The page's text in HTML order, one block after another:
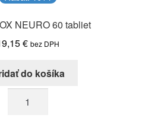
NEURO 60 tabliet
€ bez DPH
do košíka
BIOLEVOX